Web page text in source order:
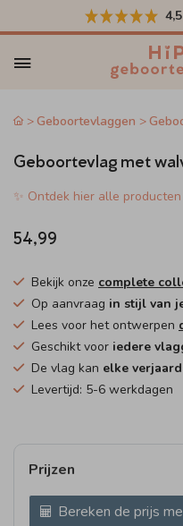
4,5
Geboortevlaggen
Geboortevlag met
✨ Ontdek hier alle
54,99
Bekijk onze complete
Op aanvraag in stijl van
Lees voor het ontwerpen
Geschikt voor iedere
De vlag kan elke
Levertijd: 5-6 werkdagen
Prijzen
Bereken de prijs